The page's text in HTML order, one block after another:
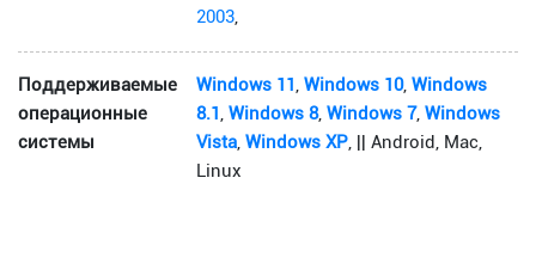
2003,
Поддерживаемые
операционные
системы
Windows 11,Windows 10,Windows
8.1,Windows 8,Windows 7,Windows
Vista,Windows XP, || Android, Mac,
Linux